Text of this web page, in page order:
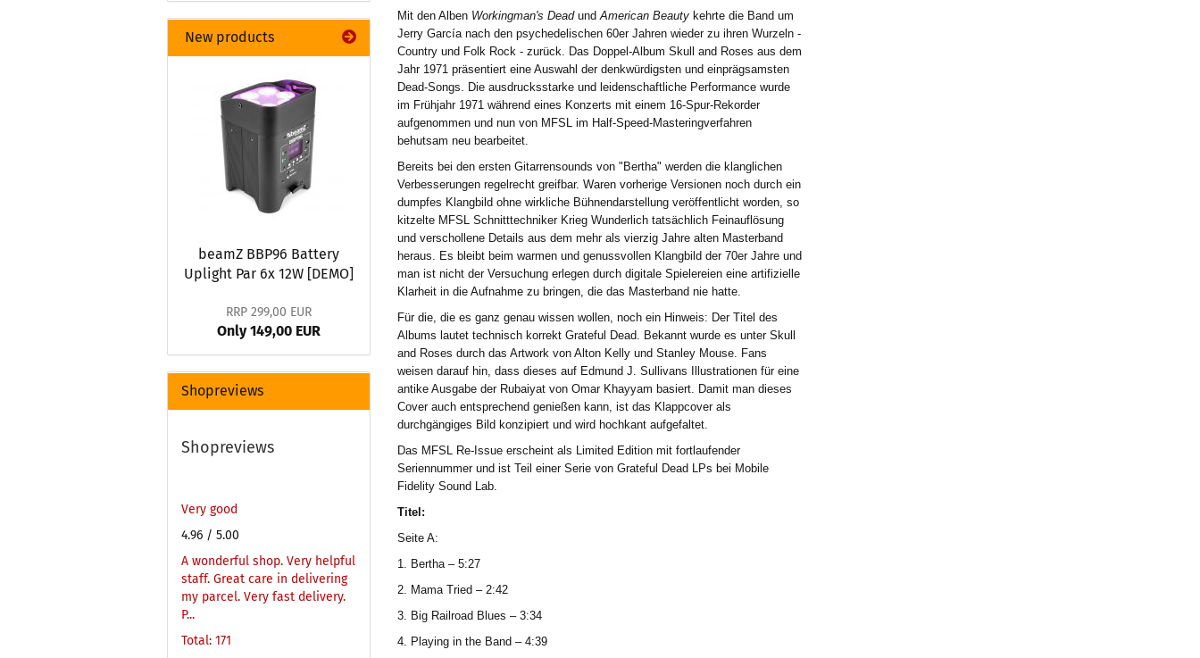
Mit den Alben Workingman's DeadundAmerican Beautykehrte die Band um
Jerry García nach den psychedelischen 60er Jahren wieder zu ihren Wurzeln -
Country und Folk Rock - zurück. Das Doppel-Album Skull and Roses aus dem
Jahr 1971 präsentiert eine Auswahl der denkwürdigsten und einprägsamsten
Dead-Songs. Die ausdrucksstarke und leidenschaftliche Performance wurde
im Frühjahr 1971 während eines Konzerts mit einem 16-Spur-Rekorder
aufgenommen und nun von MFSL im Half-Speed-Masteringverfahren
behutsam neu bearbeitet.
Bereits bei den ersten Gitarrensounds von "Bertha" werden die klanglichen
Verbesserungen regelrecht greifbar. Waren vorherige Versionen noch durch ein
dumpfes Klangbild ohne wirkliche Bühnendarstellung veröffentlicht worden, so
kitzelte MFSL Schnitttechniker Krieg Wunderlich tatsächlich Feinauflösung
und verschollene Details aus dem mehr als vierzig Jahre alten Masterband
heraus. Es bleibt beim warmen und genussvollen Klangbild der 70er Jahre und
man ist nicht der Versuchung erlegen durch digitale Spielereien eine artifizielle
Klarheit in die Aufnahme zu bringen, die das Masterband nie hatte.
Für die, die es ganz genau wissen wollen, noch ein Hinweis: Der Titel des
Albums lautet technisch korrekt Grateful Dead. Bekannt wurde es unter Skull
and Roses durch das Artwork von Alton Kelly und Stanley Mouse. Fans
weisen darauf hin, dass dieses auf Edmund J. Sullivans Illustrationen für eine
antike Ausgabe der Rubaiyat von Omar Khayyam basiert. Damit man dieses
Cover auch entsprechend genießen kann, ist das Klappcover als
durchgängiges Bild konzipiert und wird hochkant aufgefaltet.
Das MFSL Re-Issue erscheint als Limited Edition mit fortlaufender
Seriennummer und ist Teil einer Serie von Grateful Dead LPs bei Mobile
Fidelity Sound Lab.
Titel:
Seite A:
1. Bertha – 5:27
2. Mama Tried – 2:42
3. Big Railroad Blues – 3:34
4. Playing in the Band – 4:39
New products
beamZ BBP96 Battery
Uplight Par 6x 12W [DEMO]
RRP 299,00 EUR
Only 149,00 EUR
Shopreviews
Shopreviews
Very good
4.96 / 5.00
A wonderful shop. Very helpful
staff. Great care in delivering
my parcel. Very fast delivery.
P...
Total: 171